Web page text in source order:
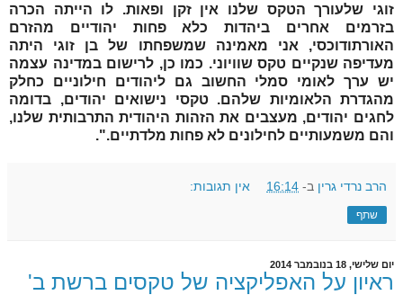
זוגי שלעורך הטקס שלנו אין זקן ופאות. לו הייתה הכרה
בזרמים אחרים ביהדות כלא פחות יהודיים מהזרם
האורתודוכסי, אני מאמינה שמשפחתו של בן זוגי היתה
מעדיפה שנקיים טקס שוויוני. כמו כן, לרישום במדינה עצמה
יש ערך לאומי סמלי החשוב גם ליהודים חילוניים כחלק
מהגדרת הלאומיות שלהם. טקסי נישואים יהודים, בדומה
לחגים יהודים, מעצבים את הזהות היהודית התרבותית שלנו,
והם משמעותיים לחילונים לא פחות מלדתיים.".
הרב נרדי גרין ב- 16:14 אין תגובות:
שתף
יום שלישי, 18 בנובמבר 2014
ראיון על האפליקציה של טקסים ברשת ב'